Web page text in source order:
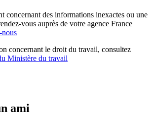
concernant des informations inexactes ou une
vous auprès de votre agence France
nous
concernant le droit du travail, consultez
Ministère du travail
ami